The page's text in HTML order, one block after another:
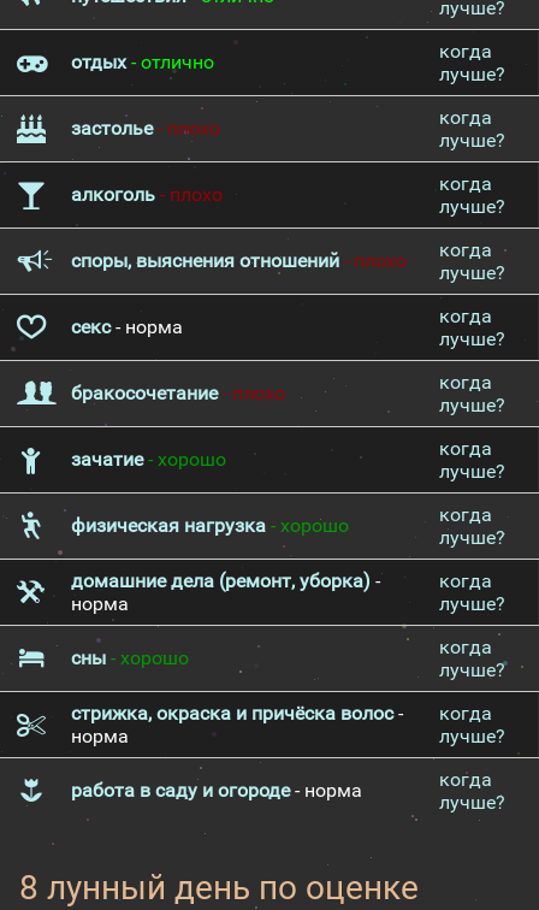
лучше?
отдых- отлично
когда
лучше?
застолье- плохо
когда
лучше?
алкоголь - плохо
когда
лучше?
споры, выяснения отношений - плохо
когда
лучше?
секс- норма
когда
лучше?
бракосочетание- плохо
когда
лучше?
зачатие- хорошо
когда
лучше?
физическая нагрузка - хорошо
когда
лучше?
домашние дела (ремонт, уборка) -
норма
когда
лучше?
сны - хорошо
когда
лучше?
стрижка, окраска и причёска волос-
норма
когда
лучше?
работа в саду и огороде- норма
когда
лучше?
8 лунный день по оценке